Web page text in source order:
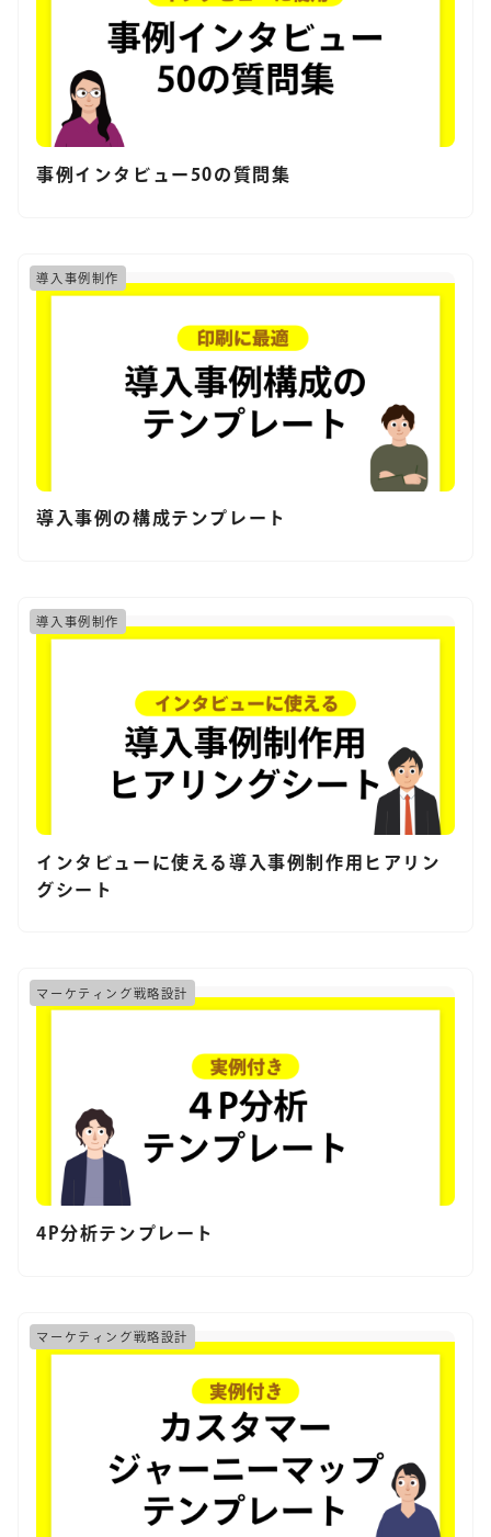
事例インタビュー50の質問集
導入事例制作
導入事例の構成テンプレート
導入事例制作
インタビューに使える導入事例制作用ヒアリン
グシート
マーケティング戦略設計
4P分析テンプレート
マーケティング戦略設計